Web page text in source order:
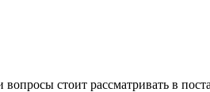
стоит рассматривать в